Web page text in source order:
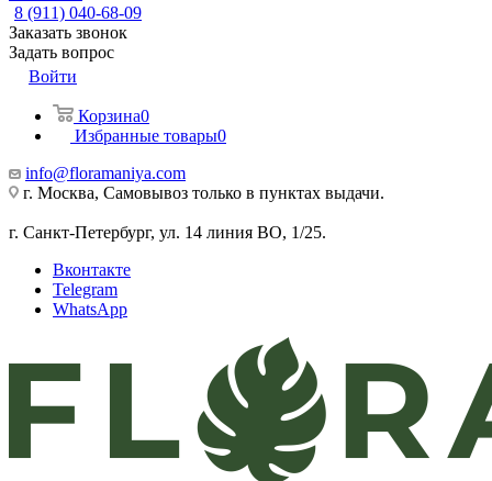
8 (911) 040-68-09
Заказать звонок
Задать вопрос
Войти
Корзина0
Избранные товары0
info@floramaniya.com
г. Москва, Самовывоз только в пунктах выдачи.
г. Санкт-Петербург, ул. 14 линия ВО, 1/25.
Вконтакте
Telegram
WhatsApp